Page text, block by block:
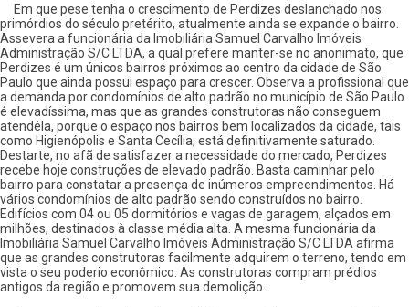
Em que pese tenha o crescimento de Perdizes deslanchado nos
primórdios do século pretérito, atualmente ainda se expande o bairro.
Assevera a funcionária da Imobiliária Samuel Carvalho Imóveis
Administração S/C LTDA, a qual prefere manter-se no anonimato, que
Perdizes é um únicos bairros próximos ao centro da cidade de São
Paulo que ainda possui espaço para crescer. Observa a profissional que
a demanda por condomínios de alto padrão no município de São Paulo
é elevadíssima, mas que as grandes construtoras não conseguem
atendêla, porque o espaço nos bairros bem localizados da cidade, tais
como Higienópolis e Santa Cecília, está definitivamente saturado.
Destarte, no afã de satisfazer a necessidade do mercado, Perdizes
recebe hoje construções de elevado padrão. Basta caminhar pelo
bairro para constatar a presença de inúmeros empreendimentos. Há
vários condomínios de alto padrão sendo construídos no bairro.
Edifícios com 04 ou 05 dormitórios e vagas de garagem, alçados em
milhões, destinados à classe média alta. A mesma funcionária da
Imobiliária Samuel Carvalho Imóveis Administração S/C LTDA afirma
que as grandes construtoras facilmente adquirem o terreno, tendo em
vista o seu poderio econômico. As construtoras compram prédios
antigos da região e promovem sua demolição.